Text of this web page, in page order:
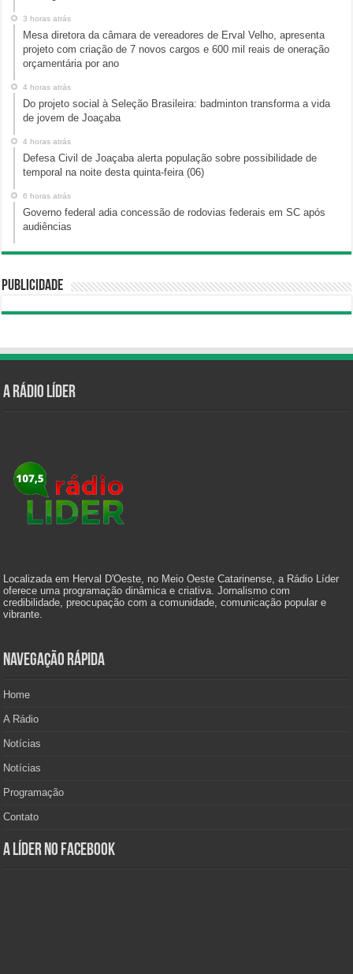
3 horas atrás
Mesa diretora da câmara de vereadores de Erval Velho, apresenta
projeto com criação de 7 novos cargos e 600 mil reais de oneração
orçamentária por ano
4 horas atrás
Do projeto social à Seleção Brasileira: badminton transforma a vida
de jovem de Joaçaba
4 horas atrás
Defesa Civil de Joaçaba alerta população sobre possibilidade de
temporal na noite desta quinta-feira (06)
6 horas atrás
Governo federal adia concessão de rodovias federais em SC após
audiências
Publicidade
A Rádio Líder
Localizada em Herval D'Oeste, no Meio Oeste Catarinense, a Rádio Líder
oferece uma programação dinâmica e criativa. Jornalismo com
credibilidade, preocupação com a comunidade, comunicação popular e
vibrante.
Navegação Rápida
Home
A Rádio
Notícias
Notícias
Programação
Contato
A Líder no Facebook